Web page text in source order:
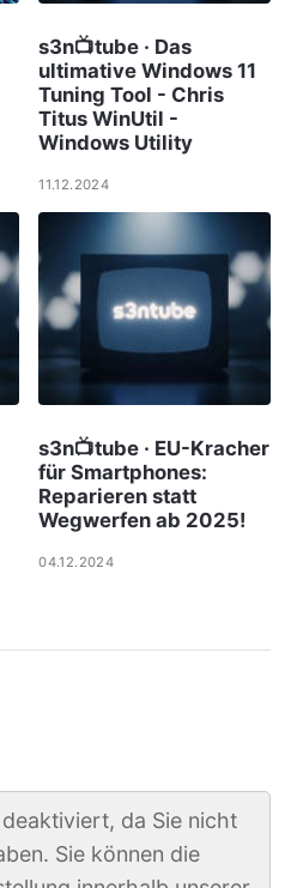
s3n📺tube · Das
ultimative Windows 11
Tuning Tool - Chris
Titus WinUtil -
Windows Utility
11.12.2024
s3n📺tube · EU-Kracher
für Smartphones:
Reparieren statt
Wegwerfen ab 2025!
04.12.2024
da Sie nicht
Sie können die